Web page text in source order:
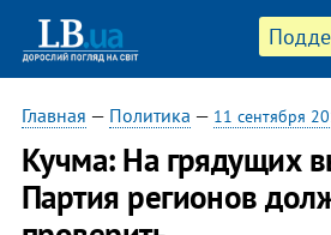
Главная — Политика — 11 сентября
Кучма: На грядущих
Партия регионов